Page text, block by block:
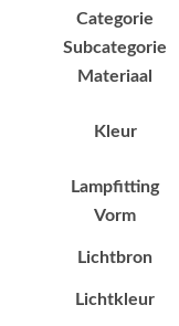
Categorie
Subcategorie
Materiaal
Kleur
Lampfitting
Vorm
Lichtbron
Lichtkleur